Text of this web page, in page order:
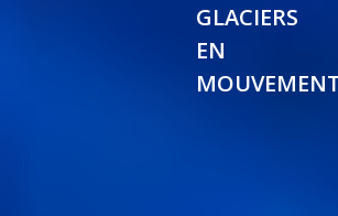
GLACIERS
EN